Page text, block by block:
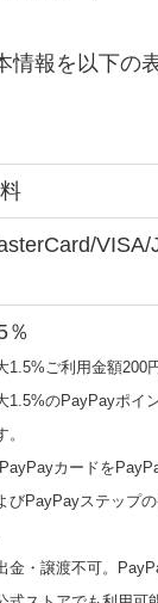
情報を以下の
VISA/
％
1.5%ご利用金額200
1.5%のPayPayポイ
。
カードを
びPayPayステップ
金・譲渡不可。